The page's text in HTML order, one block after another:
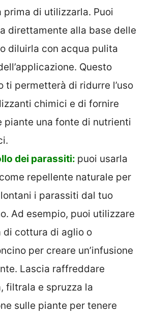
prima di utilizzarla. Puoi
direttamente alla base delle
diluirla con acqua pulita
Questo
ti permetterà di ridurre l’uso
chimici e di fornire
piante una fonte di nutrienti
dei parassiti: puoi usarla
repellente naturale per
i parassiti dal tuo
Ad esempio, puoi utilizzare
di cottura di aglio o
per creare un’infusione
Lascia raffreddare
filtrala e spruzza la
sulle piante per tenere